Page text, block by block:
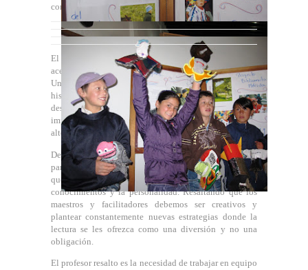
constructiva jornada.
El
Profesor José Luis Briceño realizó una exposición
acerca de la experiencia del Proyecto Bibliomula en la
Universidad Valle del Momboy; contándonos la
historia del proyecto, las estrategias que han ido
desarrollando teniendo en cuenta el contexto rural, el
impacto del proyecto en las comunidades como
alternativas de desarrollo y relación con la comunidad.
De igual manera reiteró la importancia de la lectura
para el desarrollo individual, escolar y comunitario, ya
que nos permite aprender valores, desarrollar
conocimientos y la personalidad. Resaltando que los
maestros y facilitadores debemos ser creativos y
plantear constantemente nuevas estrategias donde la
lectura se les ofrezca como una diversión y no una
obligación.
El profesor resalto es la necesidad de trabajar en equipo